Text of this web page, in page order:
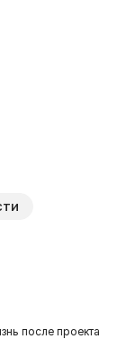
после проекта